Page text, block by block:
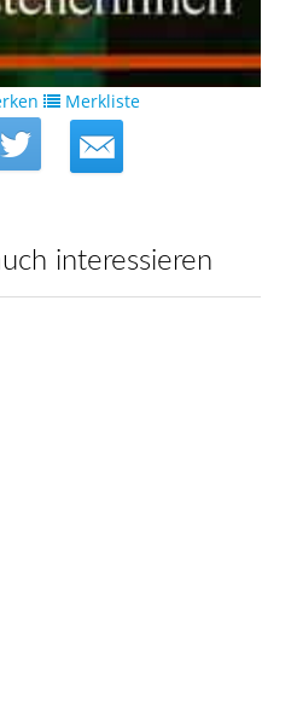
Merkliste
interessieren